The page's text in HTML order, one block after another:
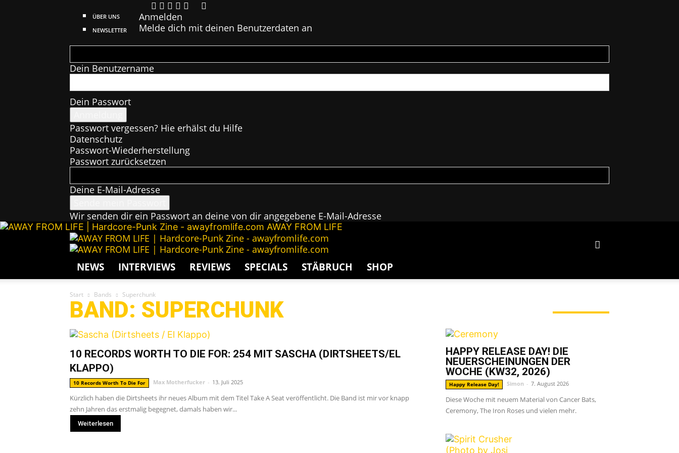
ÜBER UNS
NEWSLETTER
Anmelden
Melde dich mit deinen Benutzerdaten an
Dein Benutzername
Dein Passwort
Passwort vergessen? Hie erhälst du Hilfe
Datenschutz
Passwort-Wiederherstellung
Passwort zurücksetzen
Deine E-Mail-Adresse
Wir senden dir ein Passwort an deine von dir angegebene E-Mail-Adresse
AWAY FROM LIFE
NEWS INTERVIEWS REVIEWS SPECIALS STÄBRUCH SHOP
Start Bands Superchunk
BAND: SUPERCHUNK
10 RECORDS WORTH TO DIE FOR: 254 MIT SASCHA (DIRTSHEETS/EL
KLAPPO)
10 Records Worth To Die For Max Motherfucker - 13. Juli 2025
Kürzlich haben die Dirtsheets ihr neues Album mit dem Titel Take A Seat veröffentlicht. Die Band ist mir vor knapp
zehn Jahren das erstmalig begegnet, damals haben wir...
Weiterlesen
HAPPY RELEASE DAY! DIE
NEUERSCHEINUNGEN DER
WOCHE (KW32, 2026)
Happy Release Day! Simon - 7. August 2026
Diese Woche mit neuem Material von Cancer Bats,
Ceremony, The Iron Roses und vielen mehr.